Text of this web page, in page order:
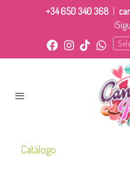
+34 650 340 368
Catálogo